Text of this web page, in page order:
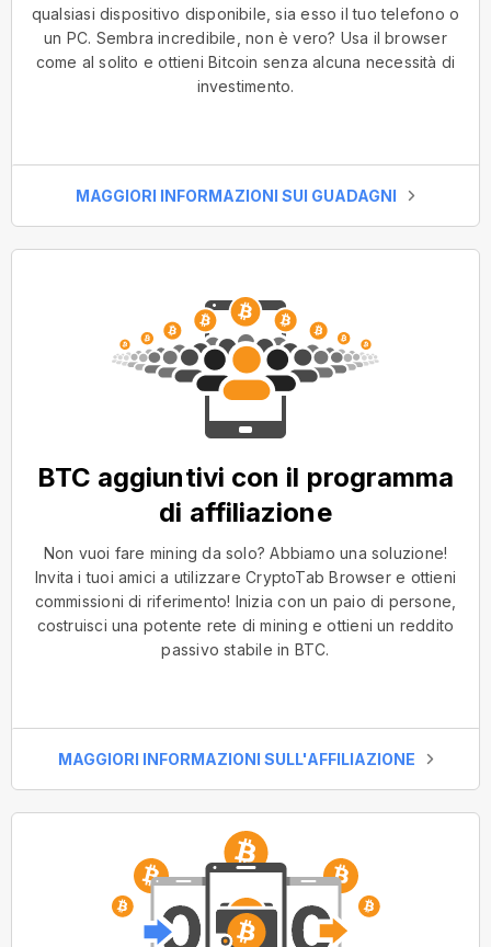
qualsiasi dispositivo disponibile, sia esso il tuo telefono o
un PC. Sembra incredibile, non è vero? Usa il browser
come al solito e ottieni Bitcoin senza alcuna necessità di
investimento.
MAGGIORI INFORMAZIONI SUI GUADAGNI
BTC aggiuntivi con il programma
di affiliazione
Non vuoi fare mining da solo? Abbiamo una soluzione!
Invita i tuoi amici a utilizzare CryptoTab Browser e ottieni
commissioni di riferimento! Inizia con un paio di persone,
costruisci una potente rete di mining e ottieni un reddito
passivo stabile in BTC.
MAGGIORI INFORMAZIONI SULL'AFFILIAZIONE